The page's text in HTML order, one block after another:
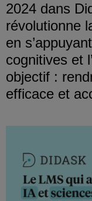
2024 dans
révolutionne
en
cognitives et
objectif :
efficace et